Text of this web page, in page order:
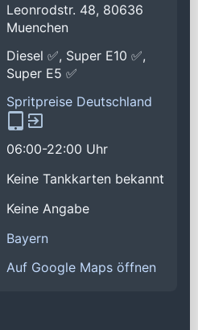
Leonrodstr. 48, 80636
Muenchen
Diesel ✅, Super E10 ✅,
Super E5 ✅
Spritpreise Deutschland
06:00-22:00 Uhr
Keine Tankkarten bekannt
Keine Angabe
Bayern
Auf Google Maps öffnen